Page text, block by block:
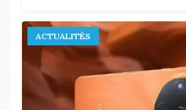
ACTUALITÉS